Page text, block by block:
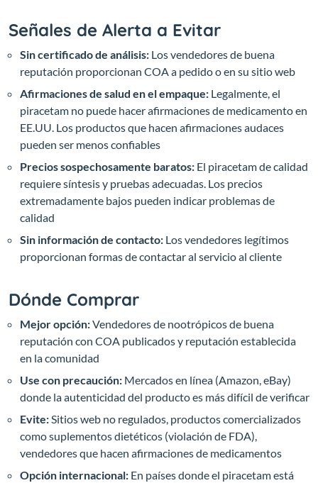
Señales de Alerta a Evitar
Sin certificado de análisis: Los vendedores de buena
reputación proporcionan COA a pedido o en su sitio web
Afirmaciones de salud en el empaque: Legalmente, el
piracetam no puede hacer afirmaciones de medicamento en
EE.UU. Los productos que hacen afirmaciones audaces
pueden ser menos confiables
Precios sospechosamente baratos: El piracetam de calidad
requiere síntesis y pruebas adecuadas. Los precios
extremadamente bajos pueden indicar problemas de
calidad
Sin información de contacto: Los vendedores legítimos
proporcionan formas de contactar al servicio al cliente
Dónde Comprar
Mejor opción:Vendedores de nootrópicos de buena
reputación con COA publicados y reputación establecida
en la comunidad
Use con precaución: Mercados en línea (Amazon, eBay)
donde la autenticidad del producto es más difícil de verificar
Evite: Sitios web no regulados, productos comercializados
como suplementos dietéticos (violación de FDA),
vendedores que hacen afirmaciones de medicamentos
Opción internacional: En países donde el piracetam está